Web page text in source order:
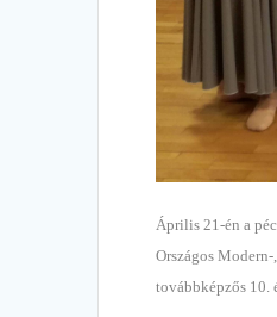
Április 21-én a
Országos
továbbképzős 10.